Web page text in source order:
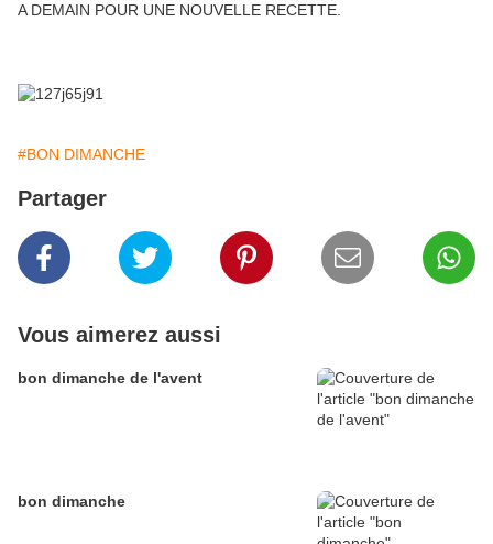
A DEMAIN POUR UNE NOUVELLE RECETTE.
#BON DIMANCHE
Partager
Vous aimerez aussi
bon dimanche de l'avent
bon dimanche